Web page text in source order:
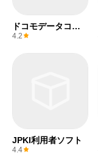
ドコモデータコピ
ー
4.2
JPKI利用者ソフト
4.4